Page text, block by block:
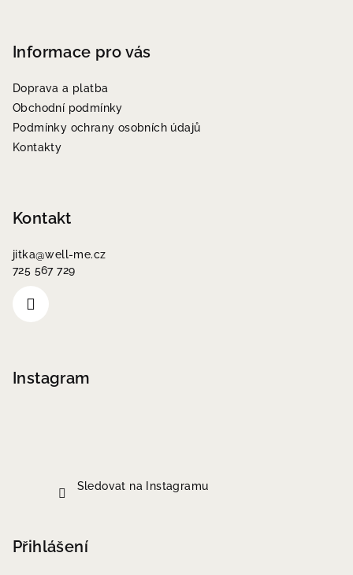
Informace pro vás
Doprava a platba
Obchodní podmínky
Podmínky ochrany osobních údajů
Kontakty
Kontakt
jitka@well-me.cz
725 567 729
Instagram
Sledovat na Instagramu
Přihlášení